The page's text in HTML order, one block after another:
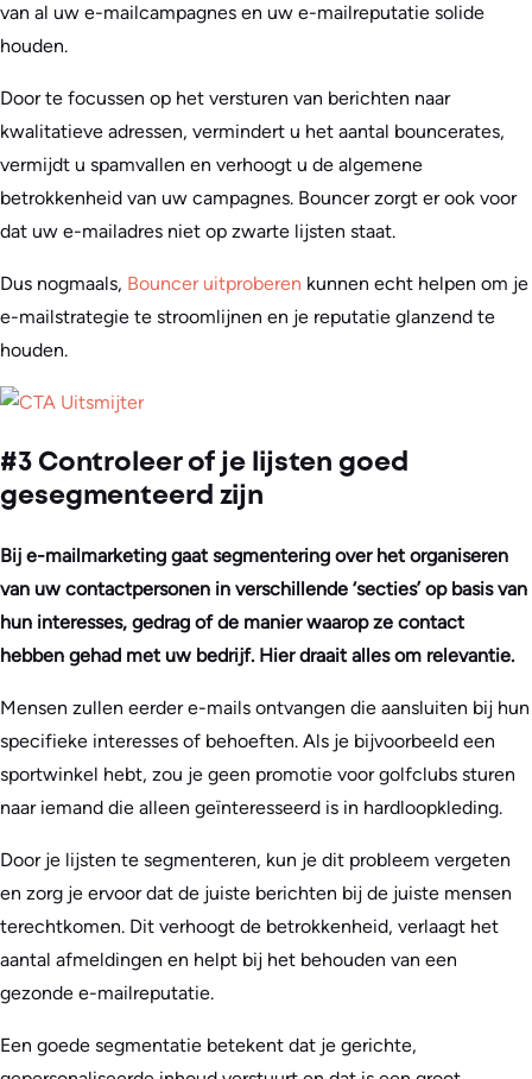
van al uw e-mailcampagnes en uw e-mailreputatie solide
houden.
Door te focussen op het versturen van berichten naar
kwalitatieve adressen, vermindert u het aantal bouncerates,
vermijdt u spamvallen en verhoogt u de algemene
betrokkenheid van uw campagnes. Bouncer zorgt er ook voor
dat uw e-mailadres niet op zwarte lijsten staat.
Dus nogmaals, Bouncer uitproberen kunnen echt helpen om je
e-mailstrategie te stroomlijnen en je reputatie glanzend te
houden.
#3 Controleer of je lijsten goed
gesegmenteerd zijn
Bij e-mailmarketing gaat segmentering over het organiseren
van uw contactpersonen in verschillende ‘secties’ op basis van
hun interesses, gedrag of de manier waarop ze contact
hebben gehad met uw bedrijf. Hier draait alles om relevantie.
Mensen zullen eerder e-mails ontvangen die aansluiten bij hun
specifieke interesses of behoeften. Als je bijvoorbeeld een
sportwinkel hebt, zou je geen promotie voor golfclubs sturen
naar iemand die alleen geïnteresseerd is in hardloopkleding.
Door je lijsten te segmenteren, kun je dit probleem vergeten
en zorg je ervoor dat de juiste berichten bij de juiste mensen
terechtkomen. Dit verhoogt de betrokkenheid, verlaagt het
aantal afmeldingen en helpt bij het behouden van een
gezonde e-mailreputatie.
Een goede segmentatie betekent dat je gerichte,